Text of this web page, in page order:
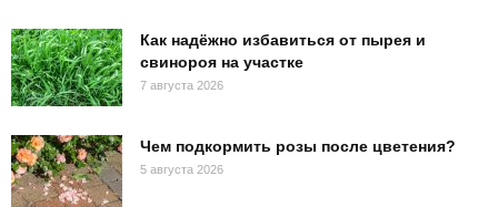
Как надёжно избавиться от пырея и
свинороя на участке
7 августа 2026
Чем подкормить розы после цветения?
5 августа 2026